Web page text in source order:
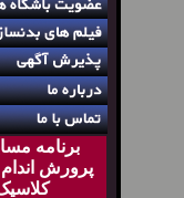
برنامه
پرورش